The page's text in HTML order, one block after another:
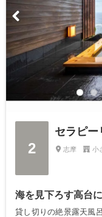
2
セラピー
志摩 小
海を見下ろす高台
貸し切りの絶景露天風